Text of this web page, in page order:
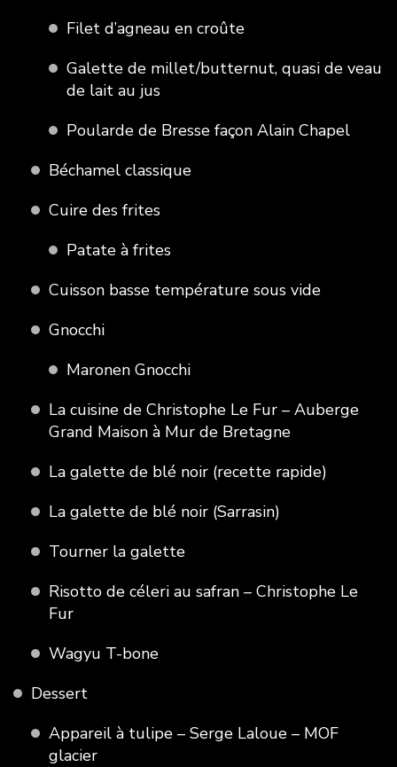
Filet d’agneau en croûte
Galette de millet/butternut, quasi de veau
de lait au jus
Poularde de Bresse façon Alain Chapel
Béchamel classique
Cuire des frites
Patate à frites
Cuisson basse température sous vide
Gnocchi
Maronen Gnocchi
La cuisine de Christophe Le Fur – Auberge
Grand Maison à Mur de Bretagne
La galette de blé noir (recette rapide)
La galette de blé noir (Sarrasin)
Tourner la galette
Risotto de céleri au safran – Christophe Le
Fur
Wagyu T-bone
Dessert
Appareil à tulipe – Serge Laloue – MOF
glacier